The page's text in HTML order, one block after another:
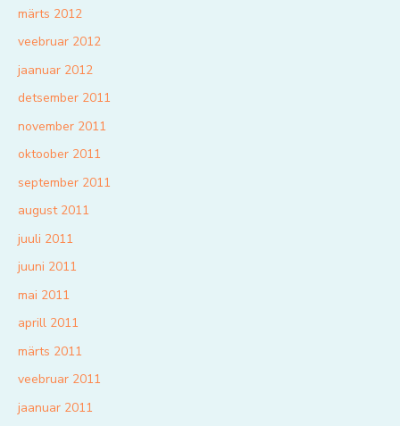
märts 2012
veebruar 2012
jaanuar 2012
detsember 2011
november 2011
oktoober 2011
september 2011
august 2011
juuli 2011
juuni 2011
mai 2011
aprill 2011
märts 2011
veebruar 2011
jaanuar 2011